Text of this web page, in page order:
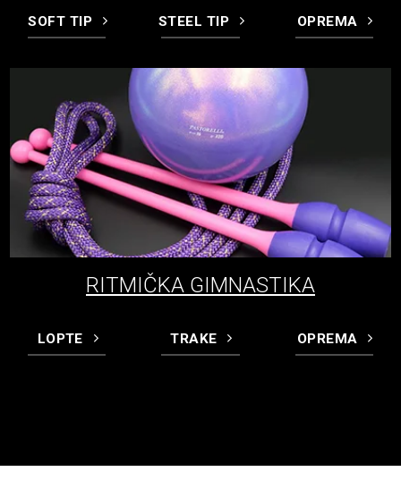
SOFT TIP STEEL TIP OPREMA
RITMIČKA GIMNASTIKA
LOPTE TRAKE OPREMA